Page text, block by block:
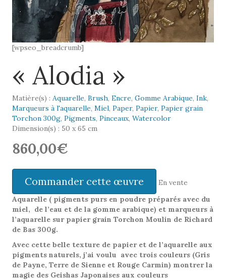
[wpseo_breadcrumb]
« Alodia »
Matière(s) : Aquarelle, Brush, Encre, Gomme Arabique, Ink,
Marqueurs à l'aquarelle, Miel, Paper, Papier, Papier grain
Torchon 300g, Pigments, Pinceaux, Watercolor
Dimension(s) : 50 x 65 cm
860,00€
Commander cette œuvre
En vente
Aquarelle ( pigments purs en poudre préparés avec du
miel, de l’eau et de la gomme arabique) et marqueurs à
l’aquarelle sur papier grain Torchon Moulin de Richard
de Bas 300g.
Avec cette belle texture de papier et de l’aquarelle aux
pigments naturels, j’ai voulu avec trois couleurs (Gris
de Payne, Terre de Sienne et Rouge Carmin) montrer la
magie des Geishas Japonaises aux couleurs